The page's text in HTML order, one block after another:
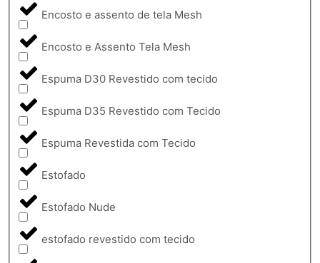
Encosto e assento de tela Mesh
Encosto e Assento Tela Mesh
Espuma D30 Revestido com tecido
Espuma D35 Revestido com Tecido
Espuma Revestida com Tecido
Estofado
Estofado Nude
estofado revestido com tecido